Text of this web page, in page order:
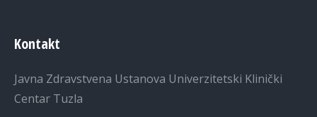
Kontakt
Javna Zdravstvena Ustanova Univerzitetski Klinički
Centar Tuzla